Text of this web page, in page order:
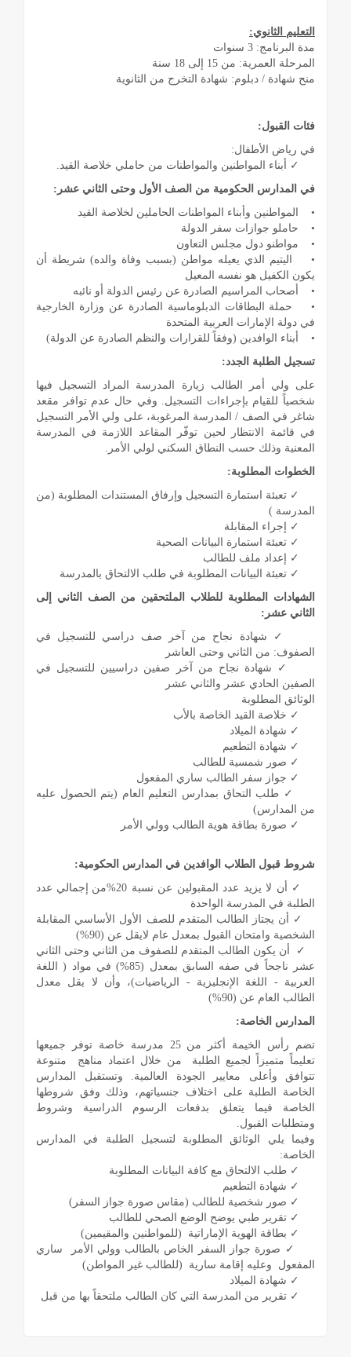
التعليم الثانوي:
مدة البرنامج: 3 سنوات
المرحلة العمرية: من 15 إلى 18 سنة
منح شهادة / دبلوم: شهادة التخرج من الثانوية
فئات القبول:
في رياض الأطفال:
✓ أبناء المواطنين والمواطنات من حاملي خلاصة القيد.
في المدارس الحكومية من الصف الأول وحتى الثاني عشر:
• المواطنين وأبناء المواطنات الحاملين لخلاصة القيد
• حاملو جوازات سفر الدولة
• مواطنو دول مجلس التعاون
• اليتيم الذي يعيله مواطن (بسبب وفاة والده) شريطة أن
يكون الكفيل هو نفسه المعيل
• أصحاب المراسيم الصادرة عن رئيس الدولة أو نائبه
• حملة البطاقات الدبلوماسية الصادرة عن وزارة الخارجية
في دولة الإمارات العربية المتحدة
• أبناء الوافدين (وفقاً للقرارات والنظم الصادرة عن الدولة)
تسجيل الطلبة الجدد:
على ولي أمر الطالب زيارة المدرسة المراد التسجيل فيها
شخصياً للقيام بإجراءات التسجيل. وفي حال عدم توافر مقعد
شاغر في الصف / المدرسة المرغوبة، على ولي الأمر التسجيل
في قائمة الانتظار لحين توفّر المقاعد اللازمة في المدرسة
المعنية وذلك حسب النطاق السكني لولي الأمر.
الخطوات المطلوبة:
✓ تعبئة استمارة التسجيل وإرفاق المستندات المطلوبة (من
المدرسة )
✓ إجراء المقابلة
✓ تعبئة استمارة البيانات الصحية
✓ إعداد ملف للطالب
✓ تعبئة البيانات المطلوبة في طلب الالتحاق بالمدرسة
الشهادات المطلوبة للطلاب الملتحقين من الصف الثاني إلى
الثاني عشر:
✓ شهادة نجاح من آخر صف دراسي للتسجيل في
الصفوف: من الثاني وحتى العاشر
✓ شهادة نجاح من آخر صفين دراسيين للتسجيل في
الصفين الحادي عشر والثاني عشر
الوثائق المطلوبة
✓ خلاصة القيد الخاصة بالأب
✓ شهادة الميلاد
✓ شهادة التطعيم
✓ صور شمسية للطالب
✓ جواز سفر الطالب ساري المفعول
✓ طلب التحاق بمدارس التعليم العام (يتم الحصول عليه
من المدارس)
✓ صورة بطاقة هوية الطالب وولي الأمر
شروط قبول الطلاب الوافدين في المدارس الحكومية:
✓ أن لا يزيد عدد المقبولين عن نسبة 20%من إجمالي عدد
الطلبة في المدرسة الواحدة
✓ أن يجتاز الطالب المتقدم للصف الأول الأساسي المقابلة
الشخصية وامتحان القبول بمعدل عام لايقل عن (90%)
✓ أن يكون الطالب المتقدم للصفوف من الثاني وحتى الثاني
عشر ناجحاً في صفه السابق بمعدل (85%) في مواد ( اللغة
العربية - اللغة الإنجليزية - الرياضيات)، وأن لا يقل معدل
الطالب العام عن (90%)
المدارس الخاصة:
تضم رأس الخيمة أكثر من 25 مدرسة خاصة توفر جميعها
تعليماً متميزاً لجميع الطلبة من خلال اعتماد مناهج متنوعة
تتوافق وأعلى معايير الجودة العالمية. وتستقبل المدارس
الخاصة الطلبة على اختلاف جنسياتهم، وذلك وفق شروطها
الخاصة فيما يتعلق بدفعات الرسوم الدراسية وشروط
ومتطلبات القبول.
وفيما يلي الوثائق المطلوبة لتسجيل الطلبة في المدارس
الخاصة:
✓ طلب الالتحاق مع كافة البيانات المطلوبة
✓ شهادة التطعيم
✓ صور شخصية للطالب (مقاس صورة جواز السفر)
✓ تقرير طبي يوضح الوضع الصحي للطالب
✓ بطاقة الهوية الإماراتية (للمواطنين والمقيمين)
✓ صورة جواز السفر الخاص بالطالب وولي الأمر ساري
المفعول وعليه إقامة سارية (للطالب غير المواطن)
✓ شهادة الميلاد
✓ تقرير من المدرسة التي كان الطالب ملتحقاً بها من قبل